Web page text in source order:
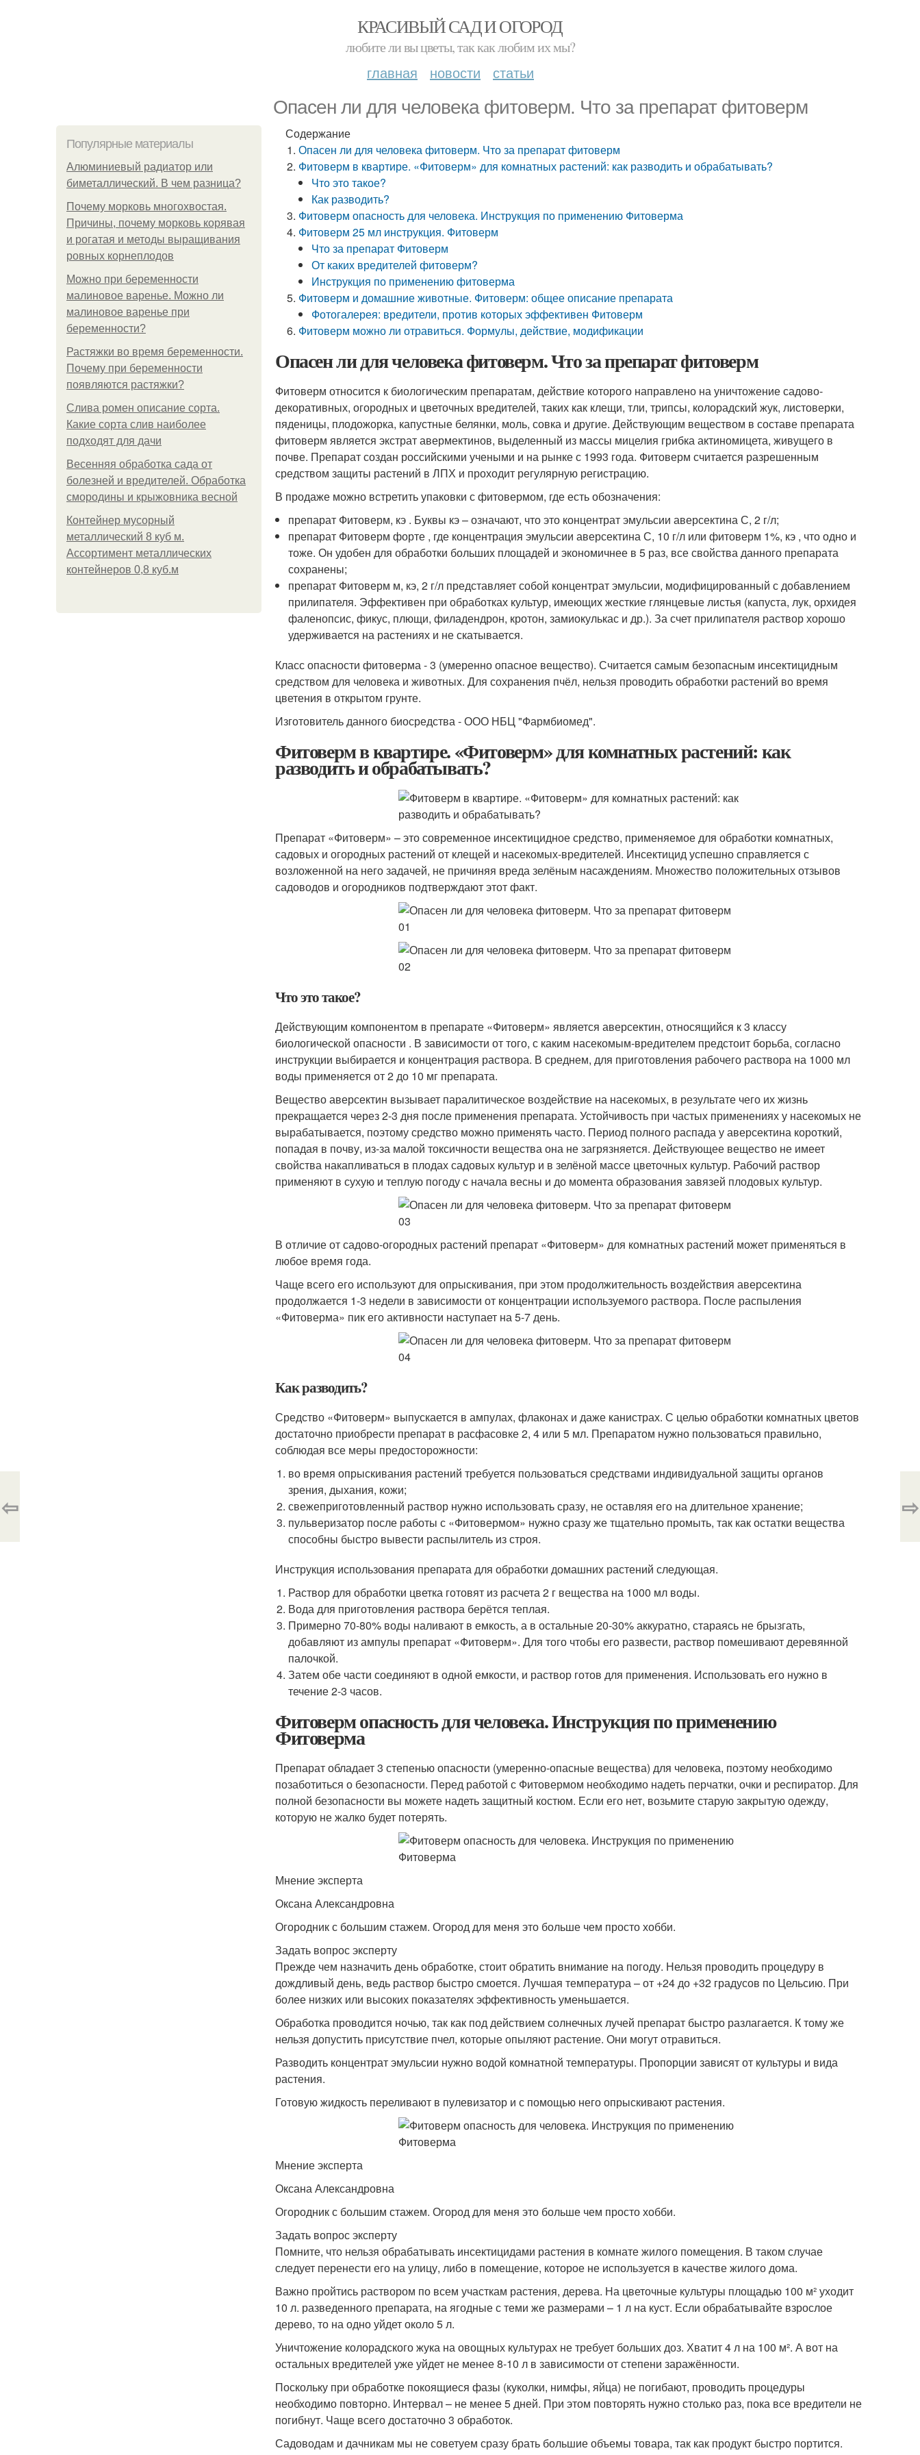
КРАСИВЫЙ САД И ОГОРОД
любите ли вы цветы, так как любим их мы?
главная новости статьи
Опасен ли для человека фитоверм. Что за препарат фитоверм
Популярные материалы
Алюминиевый радиатор или
биметаллический. В чем разница?
Почему морковь многохвостая.
Причины, почему морковь корявая
и рогатая и методы выращивания
ровных корнеплодов
Можно при беременности
малиновое варенье. Можно ли
малиновое варенье при
беременности?
Растяжки во время беременности.
Почему при беременности
появляются растяжки?
Слива ромен описание сорта.
Какие сорта слив наиболее
подходят для дачи
Весенняя обработка сада от
болезней и вредителей. Обработка
смородины и крыжовника весной
Контейнер мусорный
металлический 8 куб м.
Ассортимент металлических
контейнеров 0,8 куб.м
Содержание
Опасен ли для человека фитоверм. Что за препарат фитоверм
Фитоверм в квартире. «Фитоверм» для комнатных растений: как разводить и обрабатывать?
Что это такое?
Как разводить?
Фитоверм опасность для человека. Инструкция по применению Фитоверма
Фитоверм 25 мл инструкция. Фитоверм
Что за препарат Фитоверм
От каких вредителей фитоверм?
Инструкция по применению фитоверма
Фитоверм и домашние животные. Фитоверм: общее описание препарата
Фотогалерея: вредители, против которых эффективен Фитоверм
Фитоверм можно ли отравиться. Формулы, действие, модификации
Опасен ли для человека фитоверм. Что за препарат фитоверм
Фитоверм относится к биологическим препаратам, действие которого направлено на уничтожение садово-
декоративных, огородных и цветочных вредителей, таких как клещи, тли, трипсы, колорадский жук, листоверки,
пяденицы, плодожорка, капустные белянки, моль, совка и другие. Действующим веществом в составе препарата
фитоверм является экстрат авермектинов, выделенный из массы мицелия грибка актиномицета, живущего в
почве. Препарат создан российскими учеными и на рынке с 1993 года. Фитоверм считается разрешенным
средством защиты растений в ЛПХ и проходит регулярную регистрацию.
В продаже можно встретить упаковки с фитовермом, где есть обозначения:
препарат Фитоверм, кэ . Буквы кэ – означают, что это концентрат эмульсии аверсектина С, 2 г/л;
препарат Фитоверм форте , где концентрация эмульсии аверсектина С, 10 г/л или фитоверм 1%, кэ , что одно и
тоже. Он удобен для обработки больших площадей и экономичнее в 5 раз, все свойства данного препарата
сохранены;
препарат Фитоверм м, кэ, 2 г/л представляет собой концентрат эмульсии, модифицированный с добавлением
прилипателя. Эффективен при обработках культур, имеющих жесткие глянцевые листья (капуста, лук, орхидея
фаленопсис, фикус, плющи, филадендрон, кротон, замиокулькас и др.). За счет прилипателя раствор хорошо
удерживается на растениях и не скатывается.
Класс опасности фитоверма - 3 (умеренно опасное вещество). Считается самым безопасным инсектицидным
средством для человека и животных. Для сохранения пчёл, нельзя проводить обработки растений во время
цветения в открытом грунте.
Изготовитель данного биосредства - ООО НБЦ "Фармбиомед".
Фитоверм в квартире. «Фитоверм» для комнатных растений: как
разводить и обрабатывать?
Препарат «Фитоверм» – это современное инсектицидное средство, применяемое для обработки комнатных,
садовых и огородных растений от клещей и насекомых-вредителей. Инсектицид успешно справляется с
возложенной на него задачей, не причиняя вреда зелёным насаждениям. Множество положительных отзывов
садоводов и огородников подтверждают этот факт.
Что это такое?
Действующим компонентом в препарате «Фитоверм» является аверсектин, относящийся к 3 классу
биологической опасности . В зависимости от того, с каким насекомым-вредителем предстоит борьба, согласно
инструкции выбирается и концентрация раствора. В среднем, для приготовления рабочего раствора на 1000 мл
воды применяется от 2 до 10 мг препарата.
Вещество аверсектин вызывает паралитическое воздействие на насекомых, в результате чего их жизнь
прекращается через 2-3 дня после применения препарата. Устойчивость при частых применениях у насекомых не
вырабатывается, поэтому средство можно применять часто. Период полного распада у аверсектина короткий,
попадая в почву, из-за малой токсичности вещества она не загрязняется. Действующее вещество не имеет
свойства накапливаться в плодах садовых культур и в зелёной массе цветочных культур. Рабочий раствор
применяют в сухую и теплую погоду с начала весны и до момента образования завязей плодовых культур.
В отличие от садово-огородных растений препарат «Фитоверм» для комнатных растений может применяться в
любое время года.
Чаще всего его используют для опрыскивания, при этом продолжительность воздействия аверсектина
продолжается 1-3 недели в зависимости от концентрации используемого раствора. После распыления
«Фитоверма» пик его активности наступает на 5-7 день.
Как разводить?
Средство «Фитоверм» выпускается в ампулах, флаконах и даже канистрах. С целью обработки комнатных цветов
достаточно приобрести препарат в расфасовке 2, 4 или 5 мл. Препаратом нужно пользоваться правильно,
соблюдая все меры предосторожности:
во время опрыскивания растений требуется пользоваться средствами индивидуальной защиты органов
зрения, дыхания, кожи;
свежеприготовленный раствор нужно использовать сразу, не оставляя его на длительное хранение;
пульверизатор после работы с «Фитовермом» нужно сразу же тщательно промыть, так как остатки вещества
способны быстро вывести распылитель из строя.
Инструкция использования препарата для обработки домашних растений следующая.
Раствор для обработки цветка готовят из расчета 2 г вещества на 1000 мл воды.
Вода для приготовления раствора берётся теплая.
Примерно 70-80% воды наливают в емкость, а в остальные 20-30% аккуратно, стараясь не брызгать,
добавляют из ампулы препарат «Фитоверм». Для того чтобы его развести, раствор помешивают деревянной
палочкой.
Затем обе части соединяют в одной емкости, и раствор готов для применения. Использовать его нужно в
течение 2-3 часов.
Фитоверм опасность для человека. Инструкция по применению
Фитоверма
Препарат обладает 3 степенью опасности (умеренно-опасные вещества) для человека, поэтому необходимо
позаботиться о безопасности. Перед работой с Фитовермом необходимо надеть перчатки, очки и респиратор. Для
полной безопасности вы можете надеть защитный костюм. Если его нет, возьмите старую закрытую одежду,
которую не жалко будет потерять.
Мнение эксперта
Оксана Александровна
Огородник с большим стажем. Огород для меня это больше чем просто хобби.
Задать вопрос эксперту
Прежде чем назначить день обработке, стоит обратить внимание на погоду. Нельзя проводить процедуру в
дождливый день, ведь раствор быстро смоется. Лучшая температура – от +24 до +32 градусов по Цельсию. При
более низких или высоких показателях эффективность уменьшается.
Обработка проводится ночью, так как под действием солнечных лучей препарат быстро разлагается. К тому же
нельзя допустить присутствие пчел, которые опыляют растение. Они могут отравиться.
Разводить концентрат эмульсии нужно водой комнатной температуры. Пропорции зависят от культуры и вида
растения.
Готовую жидкость переливают в пулевизатор и с помощью него опрыскивают растения.
Мнение эксперта
Оксана Александровна
Огородник с большим стажем. Огород для меня это больше чем просто хобби.
Задать вопрос эксперту
Помните, что нельзя обрабатывать инсектицидами растения в комнате жилого помещения. В таком случае
следует перенести его на улицу, либо в помещение, которое не используется в качестве жилого дома.
Важно пройтись раствором по всем участкам растения, дерева. На цветочные культуры площадью 100 м² уходит
10 л. разведенного препарата, на ягодные с теми же размерами – 1 л на куст. Если обрабатывайте взрослое
дерево, то на одно уйдет около 5 л.
Уничтожение колорадского жука на овощных культурах не требует больших доз. Хватит 4 л на 100 м². А вот на
остальных вредителей уже уйдет не менее 8-10 л в зависимости от степени заражённости.
Поскольку при обработке покоящиеся фазы (куколки, нимфы, яйца) не погибают, проводить процедуры
необходимо повторно. Интервал – не менее 5 дней. При этом повторять нужно столько раз, пока все вредители не
погибнут. Чаще всего достаточно 3 обработок.
Садоводам и дачникам мы не советуем сразу брать большие объемы товара, так как продукт быстро портится.
⇦ ⇨